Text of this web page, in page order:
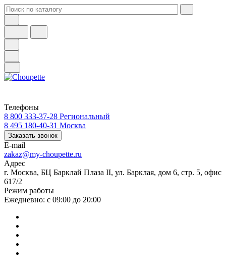
Телефоны
8 800 333-37-28 Региональный
8 495 180-40-31 Москва
Заказать звонок
E-mail
zakaz@my-choupette.ru
Адрес
г. Москва, БЦ Барклай Плаза II, ул. Барклая, дом 6, стр. 5, офис
617/2
Режим работы
Ежедневно: с 09:00 до 20:00